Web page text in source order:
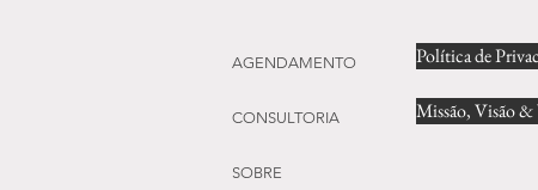
AGENDAMENTO
CONSULTORIA
SOBRE
Política de
Missão, Visão &